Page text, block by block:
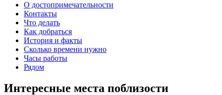
О достопримечательности
Контакты
Что делать
Как добраться
История и факты
Сколько времени нужно
Часы работы
Рядом
Интересные места поблизости